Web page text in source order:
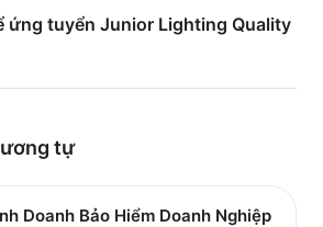
ứng tuyển Junior Lighting Quality
tự
Doanh Bảo Hiểm Doanh Nghiệp